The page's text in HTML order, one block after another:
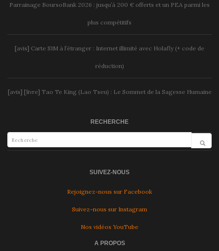
Parrainage BoursoBank 2026 : jusqu’à 200 € offerts et un PEA parmi les
plus compétitifs
[avis] Carte SIM à l’étranger : Internet illimité avec Holafly (+ code de
réduction)
[avis] [livre] Tao Te King (Lao Tseu) : Le Sommet de la Sagesse Humaine
RECHERCHE
SUIVEZ-NOUS
Rejoignez-nous sur Facebook
Suivez-nous sur Instagram
Nos vidéos YouTube
A PROPOS